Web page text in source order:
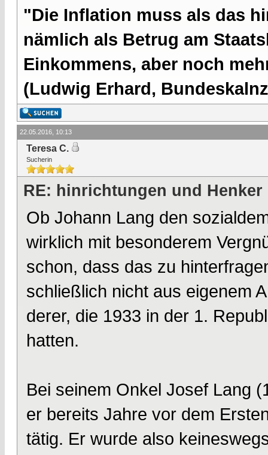
"Die Inflation muss als das
nämlich als Betrug am
Einkommens, aber noch
(Ludwig Erhard,
22.05.2016, 10:13
Teresa C.
Sucherin
RE: hinrichtungen und Henker
Ob Johann Lang den
wirklich mit besonderem
schon, dass das zu
schließlich nicht aus eigenem
derer, die 1933 in der 1.
hatten.
Bei seinem Onkel Josef Lang
er bereits Jahre vor dem
tätig. Er wurde also